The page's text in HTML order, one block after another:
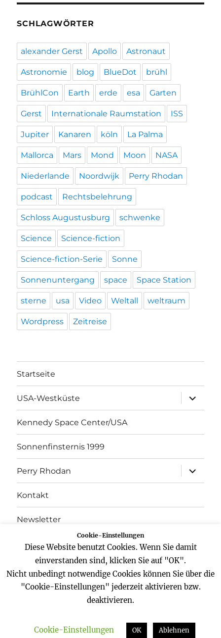
SCHLAGWÖRTER
alexander Gerst Apollo Astronaut
Astronomie blog BlueDot brühl
BrühlCon Earth erde esa Garten
Gerst Internationale Raumstation ISS
Jupiter Kanaren köln La Palma
Mallorca Mars Mond Moon NASA
Niederlande Noordwijk Perry Rhodan
podcast Rechtsbelehrung
Schloss Augustusburg schwenke
Science Science-fiction
Science-fiction-Serie Sonne
Sonnenuntergang space Space Station
sterne usa Video Weltall weltraum
Wordpress Zeitreise
Startseite
USA-Westküste
öffnen
Kennedy Space Center/USA
Sonnenfinsternis 1999
Perry Rhodan
öffnen
Kontakt
Newsletter
Datenschutz
FacebookTwitterYouTube
Zeitreisender Datenschutz
Stolz präsentiert von
Cookie-Einstellungen
Diese Website benutzt Cookies. Wenn Sie damit
einverstanden sind, klicken Sie auf "OK".
Nicht unbedingt notwendige Cookies können Sie über die
"Cookie-Einstellungen" jederzeit aktivieren bzw.
deaktivieren.
Cookie-Einstellungen OK Ablehnen